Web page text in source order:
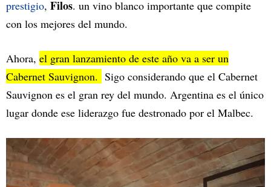
prestigio, Filos. un vino blanco importante que compite
con los mejores del mundo.
Ahora, el gran lanzamiento de este año va a ser un
Cabernet Sauvignon. Sigo considerando que el Cabernet
Sauvignon es el gran rey del mundo. Argentina es el único
lugar donde ese liderazgo fue destronado por el Malbec.